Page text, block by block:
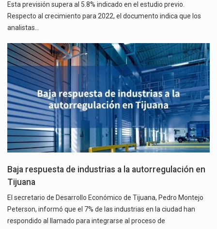
Esta previsión supera al 5.8% indicado en el estudio previo.
Respecto al crecimiento para 2022, el documento indica que los
analistas…
Baja respuesta de industrias a la autorregulación en
Tijuana
El secretario de Desarrollo Económico de Tijuana, Pedro Montejo
Peterson, informó que el 7% de las industrias en la ciudad han
respondido al llamado para integrarse al proceso de